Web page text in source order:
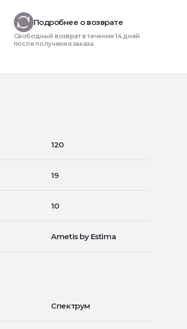
Подробнее о возврате
Свободный возврат в течение 14 дней
после получения заказа
120
19
10
Ametis by Estima
Спектрум